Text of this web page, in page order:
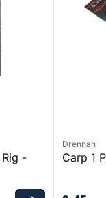
-
Drennan
Carp 1